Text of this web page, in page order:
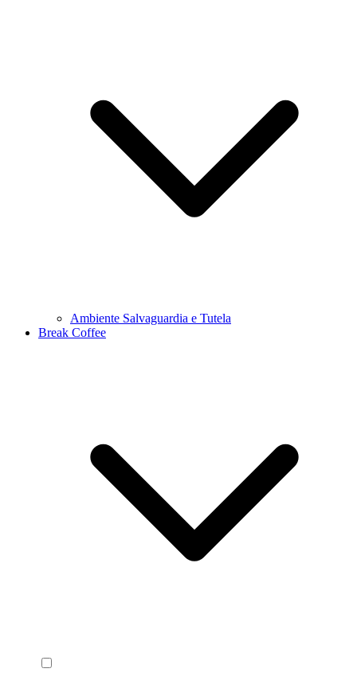
Ambiente Salvaguardia e Tutela
Break Coffee